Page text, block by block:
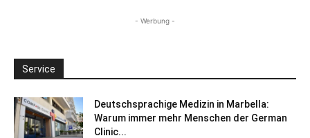
- Werbung -
Service
Deutschsprachige Medizin in Marbella:
Warum immer mehr Menschen der German
Clinic...